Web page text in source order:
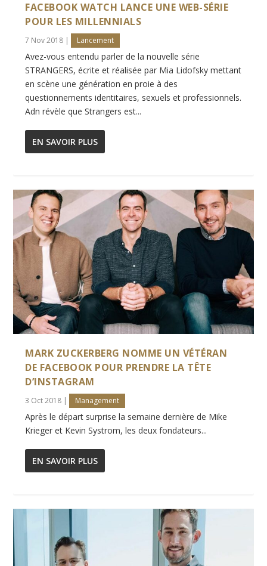
FACEBOOK WATCH LANCE UNE WEB-SÉRIE
POUR LES MILLENNIALS
7 Nov 2018 | Lancement
Avez-vous entendu parler de la nouvelle série
STRANGERS, écrite et réalisée par Mia Lidofsky mettant
en scène une génération en proie à des
questionnements identitaires, sexuels et professionnels.
Adn révèle que Strangers est...
EN SAVOIR PLUS
MARK ZUCKERBERG NOMME UN VÉTÉRAN
DE FACEBOOK POUR PRENDRE LA TÊTE
D’INSTAGRAM
3 Oct 2018 | Management
Après le départ surprise la semaine dernière de Mike
Krieger et Kevin Systrom, les deux fondateurs...
EN SAVOIR PLUS